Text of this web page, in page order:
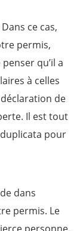
Dans ce cas,
permis,
qu’il a
à celles
de
Il est tout
pour
dans
permis. Le